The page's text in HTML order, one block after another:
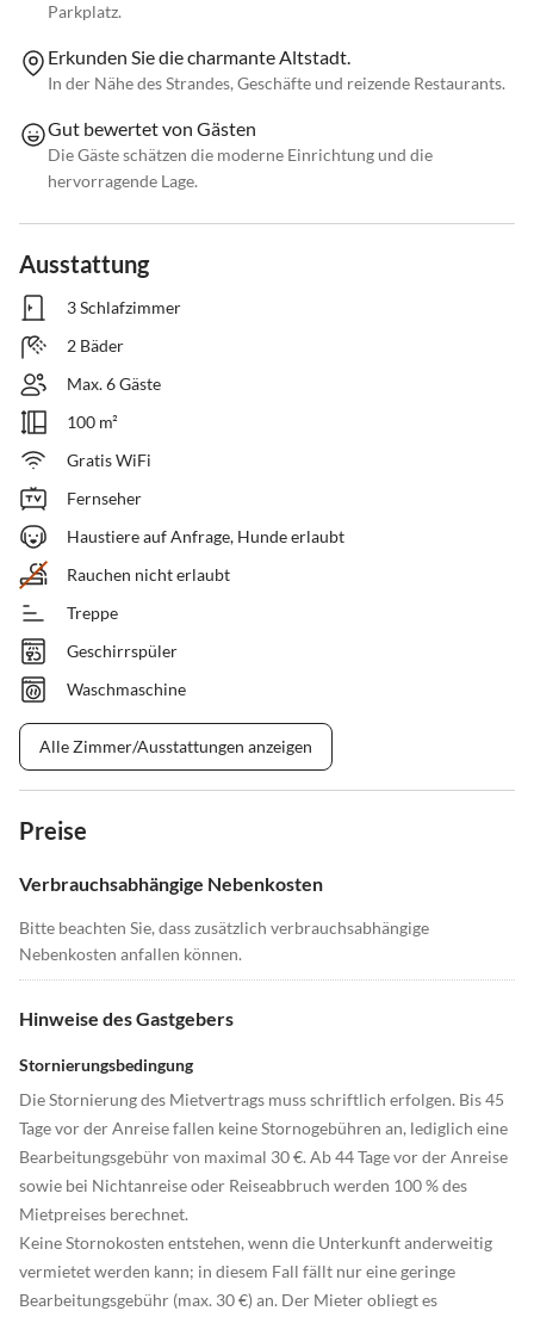
Parkplatz.
Erkunden Sie die charmante Altstadt.
In der Nähe des Strandes, Geschäfte und reizende Restaurants.
Gut bewertet von Gästen
Die Gäste schätzen die moderne Einrichtung und die
hervorragende Lage.
Ausstattung
3 Schlafzimmer
2 Bäder
Max. 6 Gäste
100 m²
Gratis WiFi
Fernseher
Haustiere auf Anfrage, Hunde erlaubt
Rauchen nicht erlaubt
Treppe
Geschirrspüler
Waschmaschine
Alle Zimmer/Ausstattungen anzeigen
Preise
Verbrauchsabhängige Nebenkosten
Bitte beachten Sie, dass zusätzlich verbrauchsabhängige
Nebenkosten anfallen können.
Hinweise des Gastgebers
Stornierungsbedingung
Die Stornierung des Mietvertrags muss schriftlich erfolgen. Bis 45
Tage vor der Anreise fallen keine Stornogebühren an, lediglich eine
Bearbeitungsgebühr von maximal 30 €. Ab 44 Tage vor der Anreise
sowie bei Nichtanreise oder Reiseabbruch werden 100 % des
Mietpreises berechnet.
Keine Stornokosten entstehen, wenn die Unterkunft anderweitig
vermietet werden kann; in diesem Fall fällt nur eine geringe
Bearbeitungsgebühr (max. 30 €) an. Der Mieter obliegt es